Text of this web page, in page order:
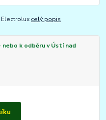
celý popis
nebo k odběru v Ústí nad